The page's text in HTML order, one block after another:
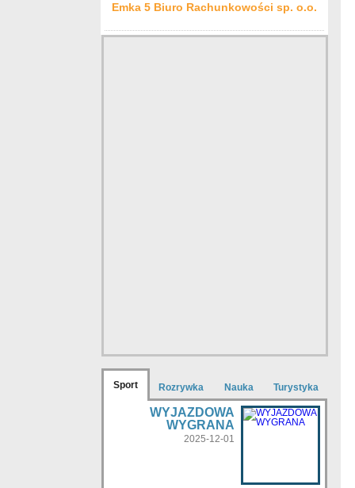
Emka 5 Biuro Rachunkowości sp. o.o.
Sport Rozrywka Nauka Turystyka
WYJAZDOWA
WYGRANA
2025-12-01